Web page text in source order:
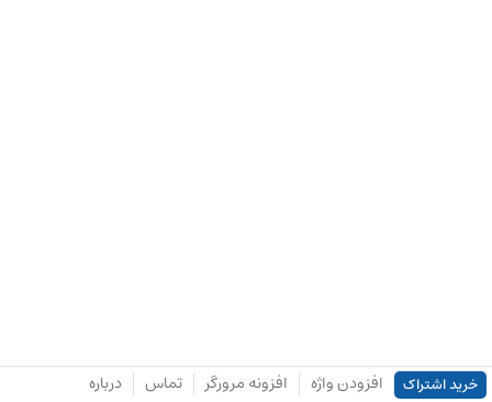
خرید اشتراک افزودن واژه افزونه مرورگر تماس درباره